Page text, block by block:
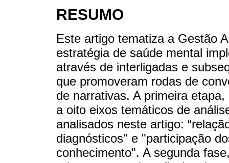
RESUMO
Este artigo tematiza a Gestão
estratégia de saúde mental
através de interligadas e
que promoveram rodas de
de narrativas. A primeira
a oito eixos temáticos de
analisados neste artigo:
diagnósticos" e "participação
conhecimento". A segunda